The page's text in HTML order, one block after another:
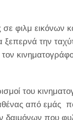
σε φιλμ
την
τον
του
από
δαιμόνων που